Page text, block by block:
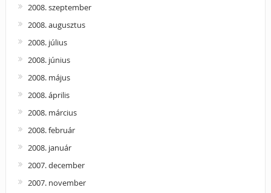
2008. szeptember
2008. augusztus
2008. július
2008. június
2008. május
2008. április
2008. március
2008. február
2008. január
2007. december
2007. november